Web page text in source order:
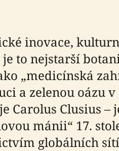
inovace,
to nejstarší
„medicínská
a zelenou oázu
Carolus Clusius –
mánii“ 17.
globálních sítí